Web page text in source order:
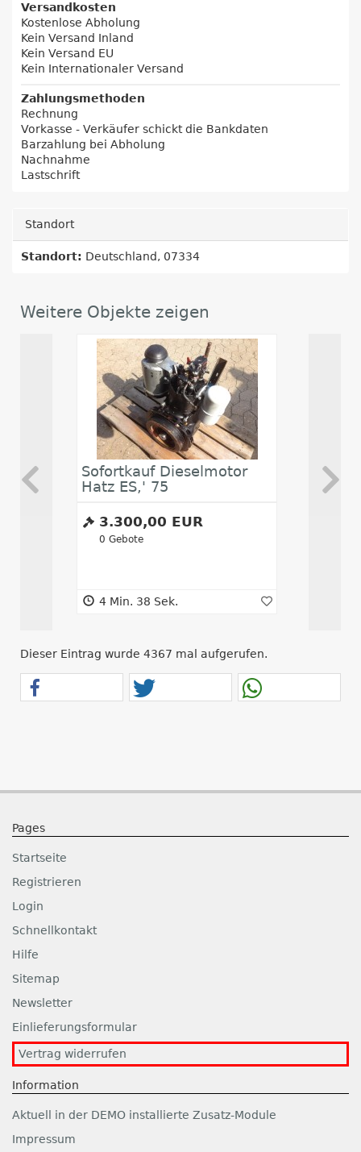
Versandkosten
Kostenlose Abholung
Kein Versand Inland
Kein Versand EU
Kein Internationaler Versand
Zahlungsmethoden
Rechnung
Vorkasse - Verkäufer schickt die Bankdaten
Barzahlung bei Abholung
Nachnahme
Lastschrift
Standort
Standort: Deutschland, 07334
Weitere Objekte zeigen
Sofortkauf Dieselmotor
Hatz ES,' 75
3.300,00 EUR
0 Gebote
4 Min. 38 Sek.
Dieser Eintrag wurde 4367 mal aufgerufen.
Pages
Startseite
Registrieren
Login
Schnellkontakt
Hilfe
Sitemap
Newsletter
Einlieferungsformular
Vertrag widerrufen
Information
Aktuell in der DEMO installierte Zusatz-Module
Impressum